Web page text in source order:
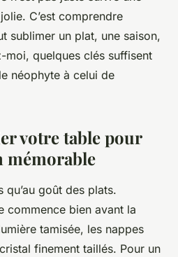
C’est comprendre
sublimer un plat, une saison,
moi, quelques clés suffisent
néophyte à celui de
votre table pour
mémorable
qu’au goût des plats.
commence bien avant la
tamisée, les nappes
finement taillés. Pour un